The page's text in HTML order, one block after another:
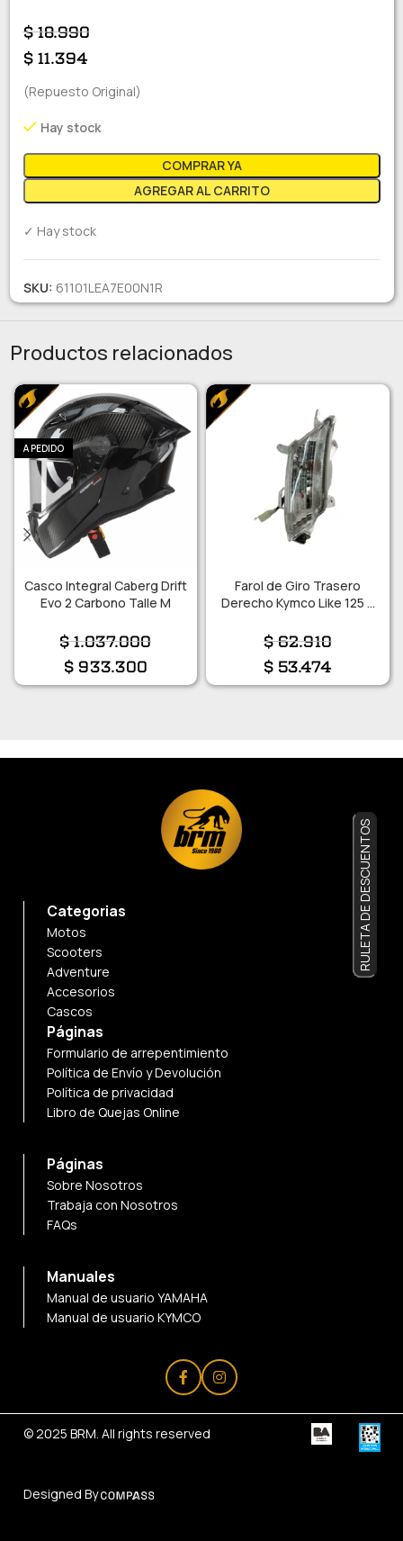
$18.990
$11.394
(Repuesto Original)
Hay stock
AGREGAR AL CARRITO
COMPRAR YA
✓ Hay stock
SKU: 61101LEA7E00N1R
Productos relacionados
A PEDIDO
Casco Integral Caberg Drift
Evo 2 Carbono Talle M
$1.037.000
$933.300
Farol de Giro Trasero
Derecho Kymco Like 125 –
$62.910
$53.474
Categorias
Motos
Scooters
Adventure
Accesorios
Cascos
Páginas
Formulario de arrepentimiento
Política de Envío y Devolución
Política de privacidad
Libro de Quejas Online
Páginas
Sobre Nosotros
Trabaja con Nosotros
FAQs
Manuales
Manual de usuario YAMAHA
Manual de usuario KYMCO
© 2025 BRM. All rights reserved
Designed By
RULETA DE DESCUENTOS